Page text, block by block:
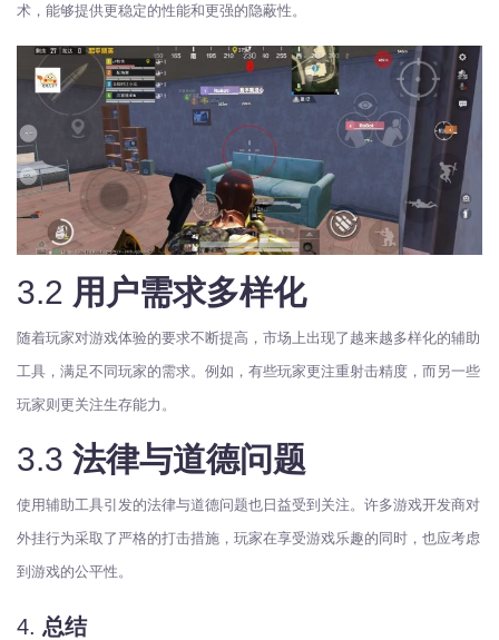
术，能够提供更稳定的性能和更强的隐蔽性。
3.2 用户需求多样化
随着玩家对游戏体验的要求不断提高，市场上出现了越来越多样化的辅助
工具，满足不同玩家的需求。例如，有些玩家更注重射击精度，而另一些
玩家则更关注生存能力。
3.3 法律与道德问题
使用辅助工具引发的法律与道德问题也日益受到关注。许多游戏开发商对
外挂行为采取了严格的打击措施，玩家在享受游戏乐趣的同时，也应考虑
到游戏的公平性。
4. 总结